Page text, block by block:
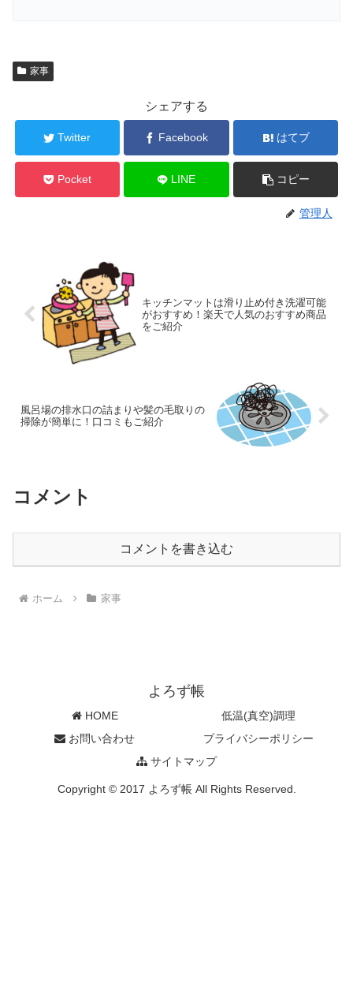
家事
シェアする
Twitter Facebook はてブ
Pocket LINE コピー
管理人
キッチンマットは滑り止め付き洗濯可能
がおすすめ！楽天で人気のおすすめ商品
をご紹介
風呂場の排水口の詰まりや髪の毛取りの
掃除が簡単に！口コミもご紹介
コメント
コメントを書き込む
ホーム 家事
よろず帳
HOME
低温(真空)調理
お問い合わせ
プライバシーポリシー
サイトマップ
Copyright © 2017 よろず帳 All Rights Reserved.